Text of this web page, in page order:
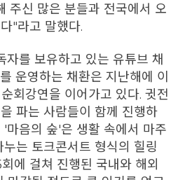
주신 많은 분들과 전국에서 오
"라고 말했다.
를 보유하고 있는 유튜브 채
운영하는 채환은 지난해에 이
회강연을 이어가고 있다. 귓전
파는 사람들이 함께 진행하
마음의 숲'은 생활 속에서 마주
는 토크콘서트 형식의 힐링
에 걸쳐 진행된 국내와 해외